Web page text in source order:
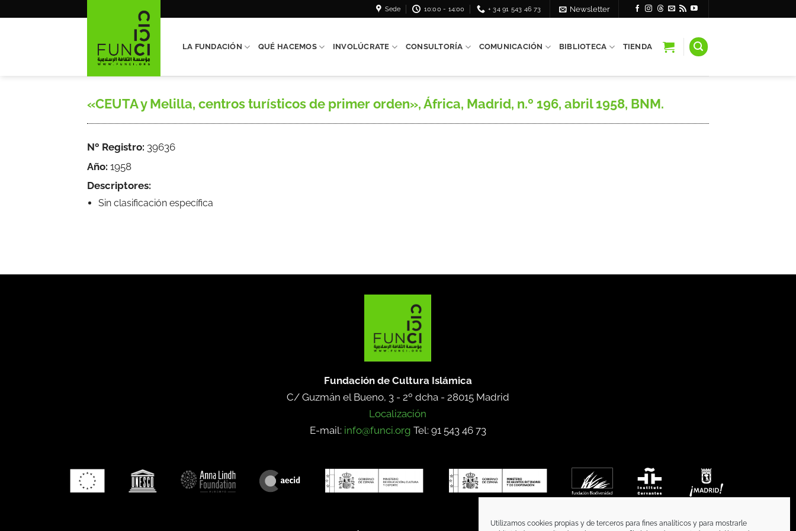
Utilizamos cookies propias y de terceros para fines analíticos y para mostrarle
Sede 10:00 - 14:00 + 34 91 543 46 73 Newsletter
LA FUNDACIÓN QUÉ HACEMOS INVOLÚCRATE CONSULTORÍA COMUNICACIÓN BIBLIOTECA TIENDA
«CEUTA y Melilla, centros turísticos de primer orden», África, Madrid, n.º 196, abril 1958, BNM.
Nº Registro: 39636
Año: 1958
Descriptores:
Sin clasificación específica
Fundación de Cultura Islámica
C/ Guzmán el Bueno, 3 - 2º dcha - 28015 Madrid
Localización
E-mail: info@funci.org Tel: 91 543 46 73